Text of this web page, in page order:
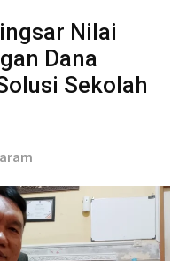
Nilai
Dana
Sekolah